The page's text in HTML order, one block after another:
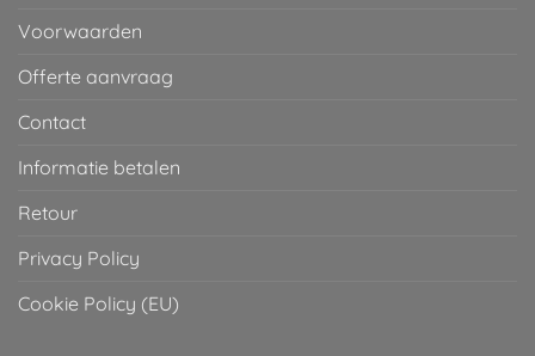
Voorwaarden
Offerte aanvraag
Contact
Informatie betalen
Retour
Privacy Policy
Cookie Policy (EU)